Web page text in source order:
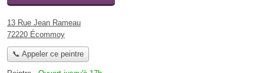
13 Rue Jean Rameau
72220 Écommoy
📞 Appeler ce peintre